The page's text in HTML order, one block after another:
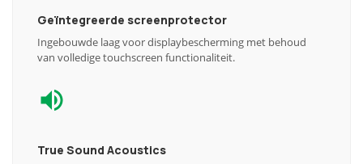
Geïntegreerde screenprotector
Ingebouwde laag voor displaybescherming met behoud
van volledige touchscreen functionaliteit.
True Sound Acoustics